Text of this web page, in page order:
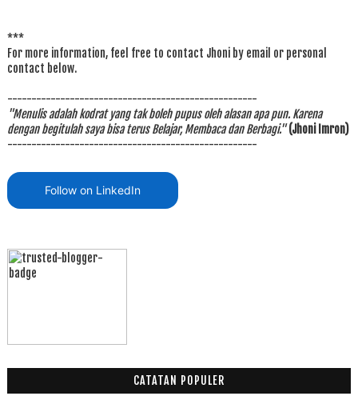
***
For more information, feel free to contact Jhoni by email or personal
contact below.
----------------------------------------------------
"Menulis adalah kodrat yang tak boleh pupus oleh alasan apa pun. Karena
dengan begitulah saya bisa terus Belajar, Membaca dan Berbagi." (Jhoni Imron)
----------------------------------------------------
Follow on LinkedIn
CATATAN POPULER